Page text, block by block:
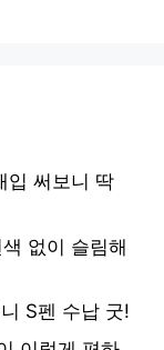
입 써보니 딱
없이 슬림해
S펜 수납 굿!